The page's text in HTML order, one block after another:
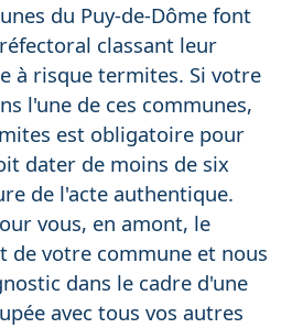
du Puy-de-Dôme font
classant leur
à risque termites. Si votre
l'une de ces communes,
est obligatoire pour
dater de moins de six
de l'acte authentique.
vous, en amont, le
de votre commune et nous
dans le cadre d'une
avec tous vos autres